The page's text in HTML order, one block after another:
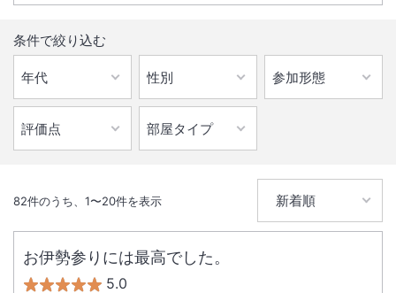
条件で絞り込む
82件のうち、 1〜20件を表示
お伊勢参りには最高でした。
5.0